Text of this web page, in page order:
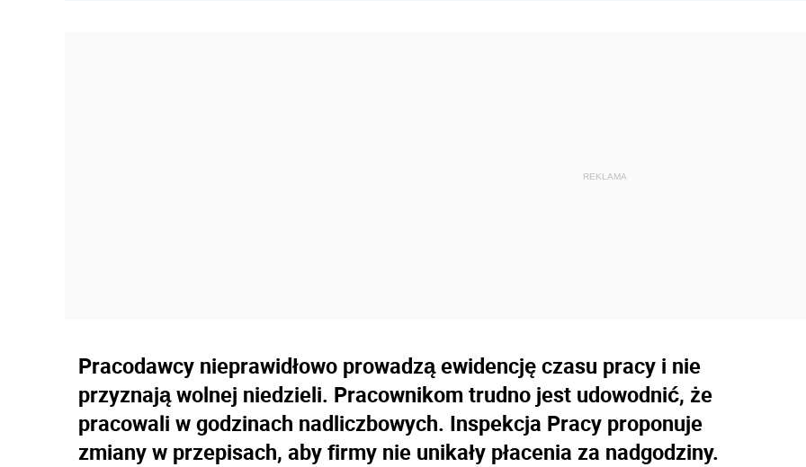
Pracodawcy nieprawidłowo prowadzą ewidencję czasu pracy i nie
przyznają wolnej niedzieli. Pracownikom trudno jest udowodnić, że
pracowali w godzinach nadliczbowych. Inspekcja Pracy proponuje
zmiany w przepisach, aby firmy nie unikały płacenia za nadgodziny.